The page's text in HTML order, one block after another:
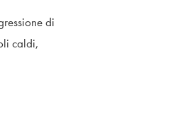
di
caldi,